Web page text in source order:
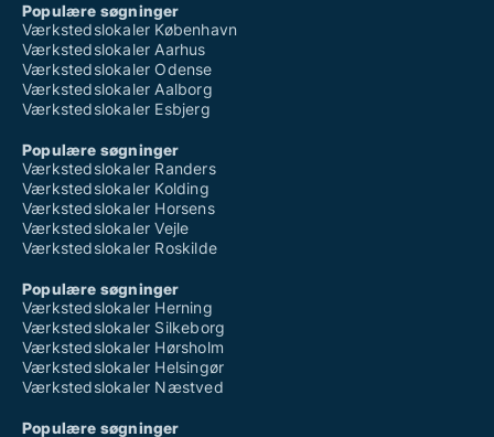
Populære søgninger
Værkstedslokaler København
Værkstedslokaler Aarhus
Værkstedslokaler Odense
Værkstedslokaler Aalborg
Værkstedslokaler Esbjerg
Populære søgninger
Værkstedslokaler Randers
Værkstedslokaler Kolding
Værkstedslokaler Horsens
Værkstedslokaler Vejle
Værkstedslokaler Roskilde
Populære søgninger
Værkstedslokaler Herning
Værkstedslokaler Silkeborg
Værkstedslokaler Hørsholm
Værkstedslokaler Helsingør
Værkstedslokaler Næstved
Populære søgninger